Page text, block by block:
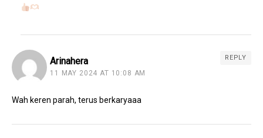
Arinahera
11 MAY 2024 AT 10:08 AM
REPLY
Wah keren parah, terus berkaryaaa